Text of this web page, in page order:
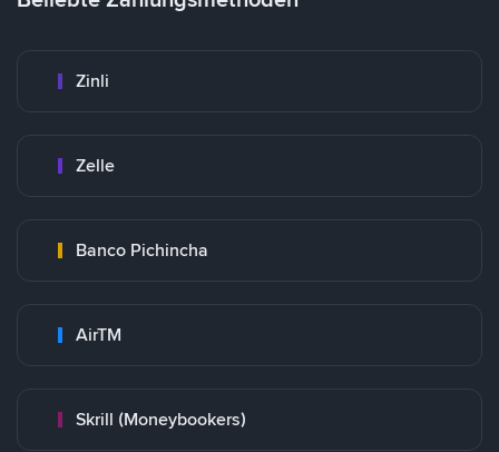
Zinli
Zelle
Banco Pichincha
AirTM
Skrill (Moneybookers)